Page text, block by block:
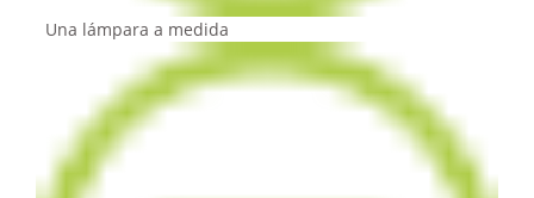
Una lámpara a medida